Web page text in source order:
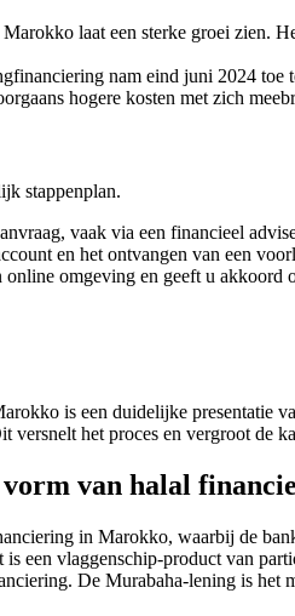
laat een sterke groei zien.
nam eind juni 2024 toe
hogere kosten met zich
stappenplan.
vaak via een financieel
en het ontvangen van een
omgeving en geeft u akkoord
is een duidelijke presentatie
het proces en vergroot de
van halal
in Marokko, waarbij de
een vlaggenschip-product van
De Murabaha-lening is het